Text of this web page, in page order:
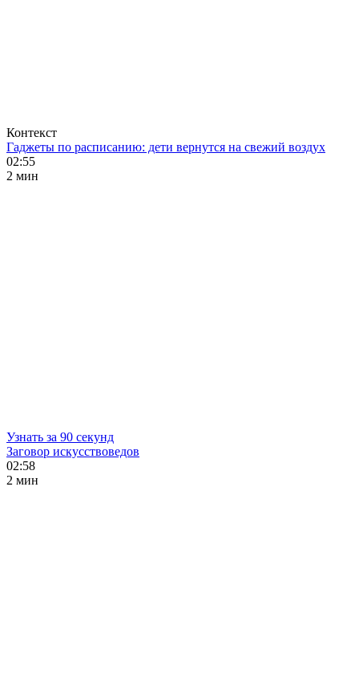
Контекст
Гаджеты по расписанию: дети вернутся на свежий воздух
02:55
2 мин
Узнать за 90 секунд
Заговор искусствоведов
02:58
2 мин